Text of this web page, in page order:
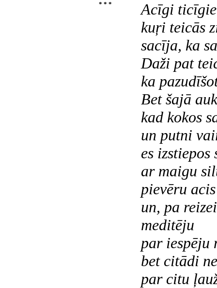
* * *
Acīgi
kuŗi teicās
sacīja, ka
Daži pat
ka
Bet šajā
kad kokos
un putni
es
ar maigu
pievēru acis
un, pa
meditēju
par iespēju
bet citādi
par citu